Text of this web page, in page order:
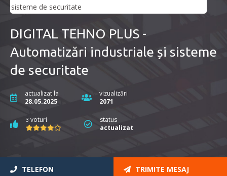
DIGITAL TEHNO PLUS -
Automatizări industriale și sisteme
de securitate
actualizat la
28.05.2025
vizualizări
2071
3 voturi
status
actualizat
TELEFON TRIMITE MESAJ